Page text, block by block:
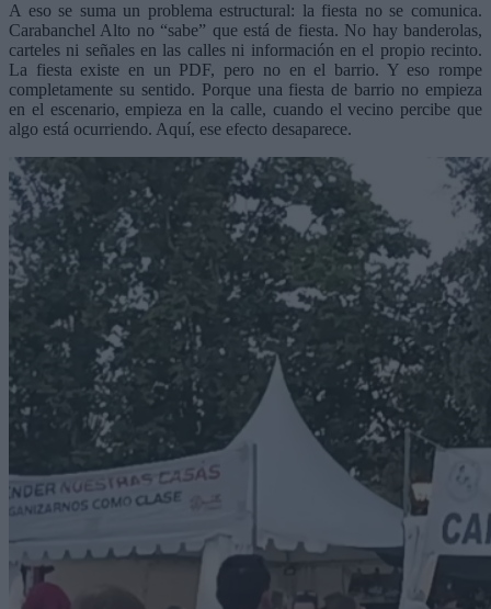
A eso se suma un problema estructural: la fiesta no se comunica.
Carabanchel Alto no “sabe” que está de fiesta. No hay banderolas,
carteles ni señales en las calles ni información en el propio recinto.
La fiesta existe en un PDF, pero no en el barrio. Y eso rompe
completamente su sentido. Porque una fiesta de barrio no empieza
en el escenario, empieza en la calle, cuando el vecino percibe que
algo está ocurriendo. Aquí, ese efecto desaparece.